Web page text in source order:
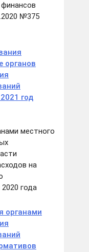
№375
органов
год
местного
на
года
органами